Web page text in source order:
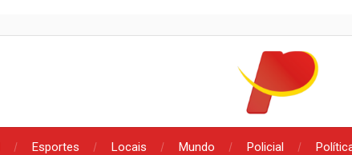
Esportes Locais Mundo Policial